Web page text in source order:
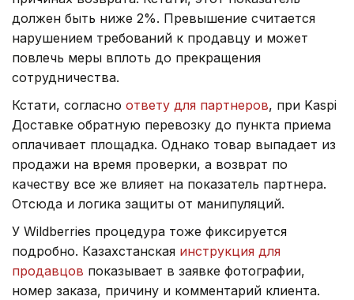
должен быть ниже 2%. Превышение считается
нарушением требований к продавцу и может
повлечь меры вплоть до прекращения
сотрудничества.
Кстати, согласно ответу для партнеров, при Kaspi
Доставке обратную перевозку до пункта приема
оплачивает площадка. Однако товар выпадает из
продажи на время проверки, а возврат по
качеству все же влияет на показатель партнера.
Отсюда и логика защиты от манипуляций.
У Wildberries процедура тоже фиксируется
подробно. Казахстанская инструкция для
продавцов показывает в заявке фотографии,
номер заказа, причину и комментарий клиента.